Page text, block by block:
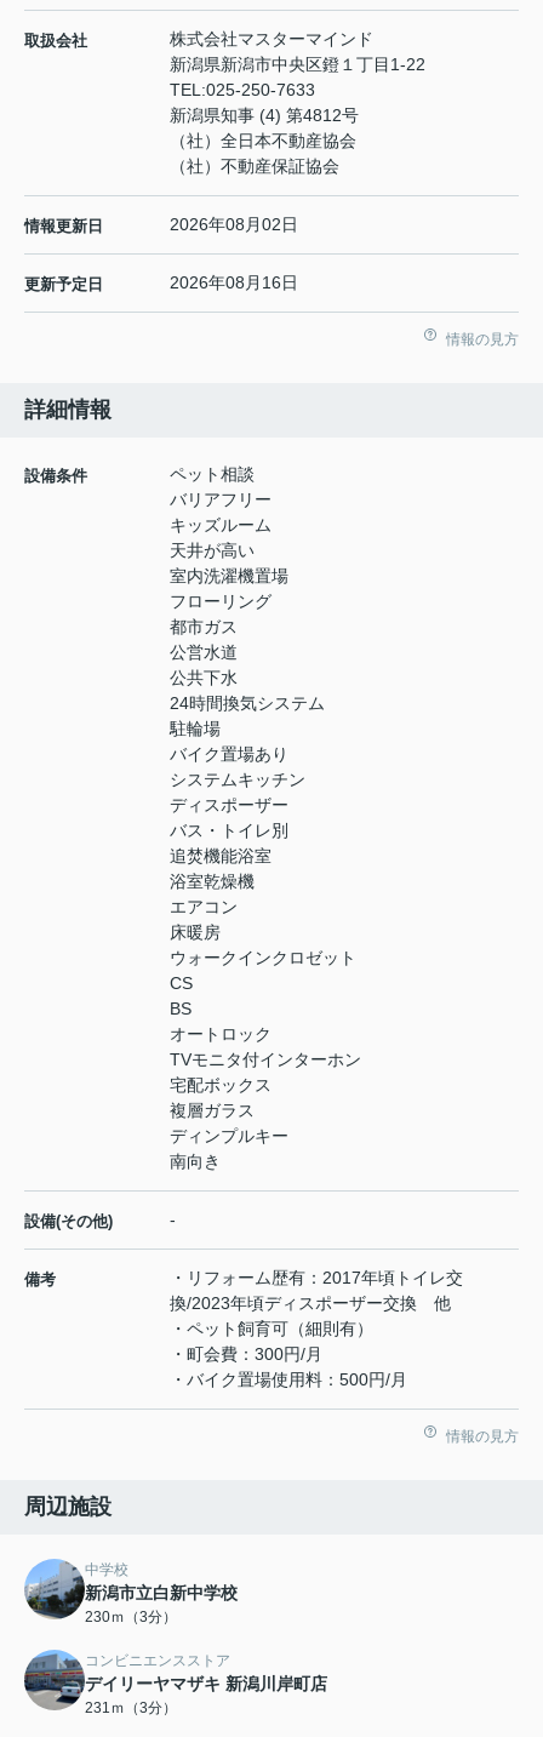
取扱会社
株式会社マスターマインド
新潟県新潟市中央区鐙１丁目1-22
TEL:025-250-7633
新潟県知事 (4) 第4812号
（社）全日本不動産協会
（社）不動産保証協会
情報更新日 2026年08月02日
更新予定日 2026年08月16日
情報の見方
詳細情報
設備条件
ペット相談
バリアフリー
キッズルーム
天井が高い
室内洗濯機置場
フローリング
都市ガス
公営水道
公共下水
24時間換気システム
駐輪場
バイク置場あり
システムキッチン
ディスポーザー
バス・トイレ別
追焚機能浴室
浴室乾燥機
エアコン
床暖房
ウォークインクロゼット
CS
BS
オートロック
TVモニタ付インターホン
宅配ボックス
複層ガラス
ディンプルキー
南向き
設備(その他) -
備考
・リフォーム歴有：2017年頃トイレ交
換/2023年頃ディスポーザー交換 他
・ペット飼育可（細則有）
・町会費：300円/月
・バイク置場使用料：500円/月
情報の見方
周辺施設
中学校
新潟市立白新中学校
230ｍ（3分）
コンビニエンスストア
デイリーヤマザキ 新潟川岸町店
231ｍ（3分）